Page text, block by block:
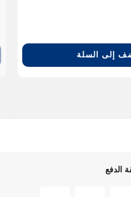
إلى السلة
الدفع